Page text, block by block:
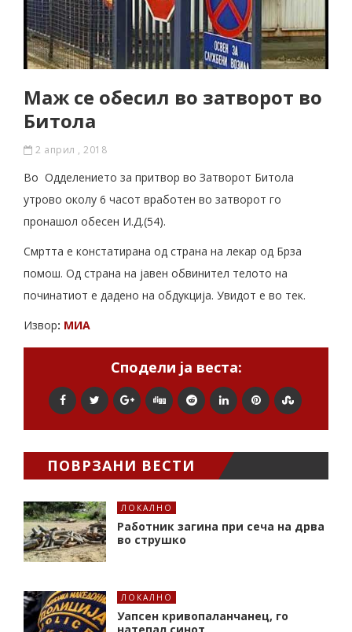
Маж се обесил во затворот во
Битола
2 април , 2018
Во Одделението за притвор во Затворот Битола
утрово околу 6 часот вработен во затворот го
пронашол обесен И.Д.(54).
Смртта е констатирана од страна на лекар од Брза
помош. Од страна на јавен обвинител телото на
починатиот е дадено на обдукција. Увидот е во тек.
Извор: МИА
Сподели ја веста:
ПОВРЗАНИ ВЕСТИ
ЛОКАЛНО
Работник загина при сеча на дрва
во струшко
ЛОКАЛНО
Уапсен кривопаланчанец, го